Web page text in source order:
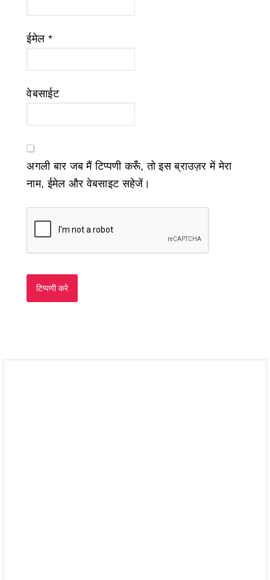
ईमेल *
वेबसाईट
अगली बार जब मैं टिप्पणी करूँ, तो इस ब्राउज़र में मेरा
नाम, ईमेल और वेबसाइट सहेजें।